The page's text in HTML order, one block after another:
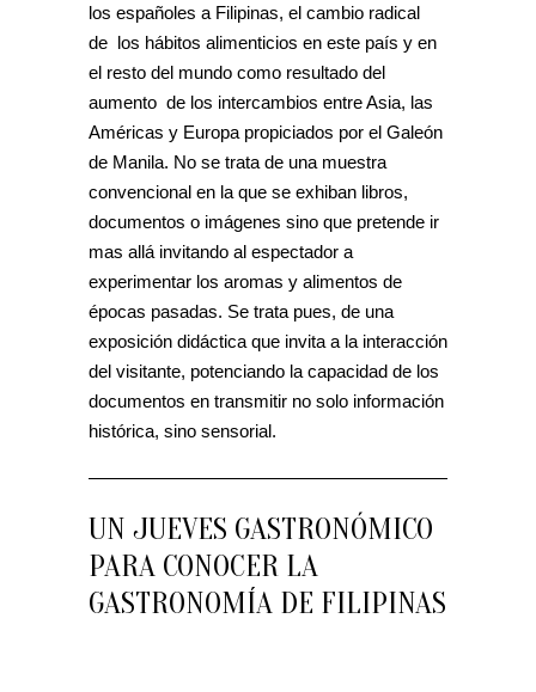
los españoles a Filipinas, el cambio radical
de los hábitos alimenticios en este país y en
el resto del mundo como resultado del
aumento de los intercambios entre Asia, las
Américas y Europa propiciados por el Galeón
de Manila. No se trata de una muestra
convencional en la que se exhiban libros,
documentos o imágenes sino que pretende ir
mas allá invitando al espectador a
experimentar los aromas y alimentos de
épocas pasadas. Se trata pues, de una
exposición didáctica que invita a la interacción
del visitante, potenciando la capacidad de los
documentos en transmitir no solo información
histórica, sino sensorial.
UN JUEVES GASTRONÓMICO
PARA CONOCER LA
GASTRONOMÍA DE FILIPINAS